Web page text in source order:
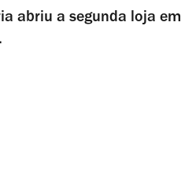
abriu a segunda loja em